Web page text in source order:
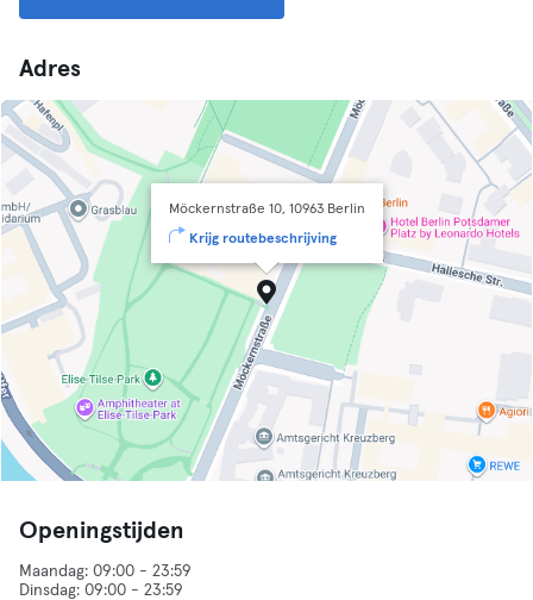
Adres
Möckernstraße 10, 10963 Berlin
Krijg routebeschrijving
Openingstijden
Maandag: 09:00 - 23:59
Dinsdag: 09:00 - 23:59